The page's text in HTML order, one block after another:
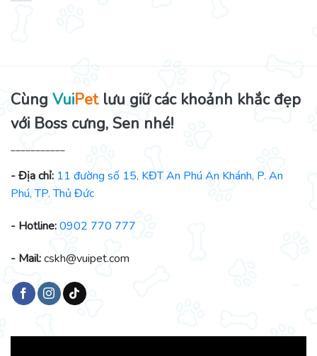
Cùng VuiPetlưu giữ các khoảnh khắc đẹp
với Boss cưng, Sen nhé!
___________
- Địa chỉ: 11 đường số 15, KĐT An Phú An Khánh, P. An
Phú, TP. Thủ Đức
- Hotline:0902 770 777
- Mail:cskh@vuipet.com